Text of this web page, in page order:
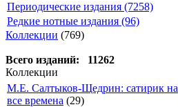
Периодические издания (7258)
Редкие нотные издания (96)
Коллекции (769)
Всего изданий: 11262
Коллекции
М.Е. Салтыков-Щедрин: сатирик на
все времена (29)